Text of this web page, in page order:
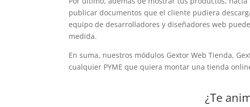
publicar documentos que el cliente pudiera
equipo de desarrolladores y diseñadores web
medida.
En suma, nuestros módulos Gextor Web Tienda,
cualquier PYME que quiera montar una tienda
¿Te